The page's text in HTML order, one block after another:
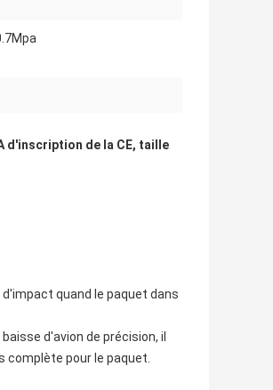
d'inscription de la CE, taille
quand le paquet dans
d'avion de précision, il
pour le paquet.